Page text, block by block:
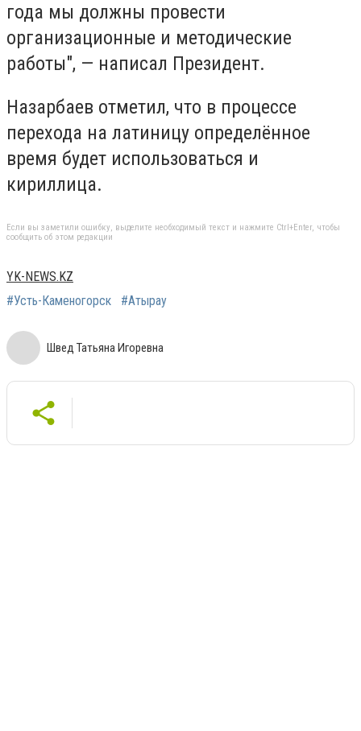
года мы должны провести
организационные и методические
работы", — написал Президент.
Назарбаев отметил, что в процессе
перехода на латиницу определённое
время будет использоваться и
кириллица.
Если вы заметили ошибку, выделите необходимый текст и нажмите Ctrl+Enter, чтобы
сообщить об этом редакции
YK-NEWS.KZ
#Усть-Каменогорск
#Атырау
Швед Татьяна Игоревна